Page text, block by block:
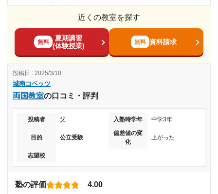
通塾期間
2024年2月〜通塾中 (投稿日時点)
入塾時の学年
他の学習塾に比べれば安い方と思った。個別で見てもらって
いるなかでは最安値に感じた。
コース・カリキュラム
れば、もう一度考えるかもしれない。
講師の教え方
多少わかってきているようには考えている。まだ子供の学力
塾内の環境
中の設備はあまりよくわかっていない。外から見ると少々古
いと思った。個人でみるので、プロジェクターなどの設備は
無いと思った。
家から近いので通いやすく、迎えに行きやすい。大通りの前
近くの教室を探す
無料
夏期講習
(体験授業)
無料 資料請求
城南コベッツ
両国教室の口コミ・評判
投稿日 : 2025/3/10
投稿者 父 入塾時学年 中学3年
目的 公立受験
偏差値の変
化
上がった
志望校
塾の評価 4.00